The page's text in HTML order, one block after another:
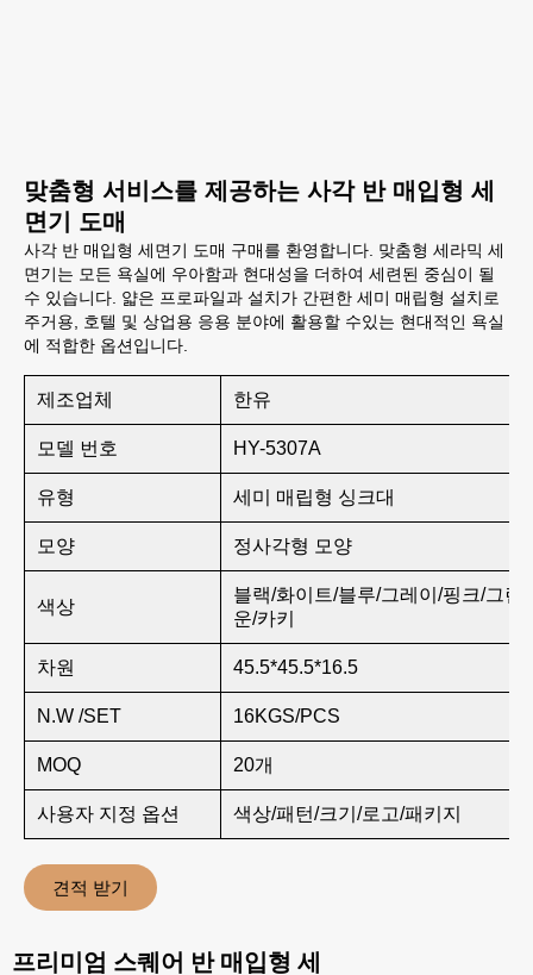
맞춤형 서비스를 제공하는 사각 반 매입형 세
면기 도매
사각 반 매입형 세면기 도매 구매를 환영합니다. 맞춤형 세라믹 세
면기는 모든 욕실에 우아함과 현대성을 더하여 세련된 중심이 될
수 있습니다. 얇은 프로파일과 설치가 간편한 세미 매립형 설치로
주거용, 호텔 및 상업용 응용 분야에 활용할 수있는 현대적인 욕실
에 적합한 옵션입니다.
제조업체 한유
모델 번호 HY-5307A
유형 세미 매립형 싱크대
모양 정사각형 모양
색상
블랙/화이트/블루/그레이/핑크/그린/
운/카키
차원 45.5*45.5*16.5
N.W /SET 16KGS/PCS
MOQ 20개
사용자 지정 옵션 색상/패턴/크기/로고/패키지
견적 받기
프리미엄 스퀘어 반 매입형 세